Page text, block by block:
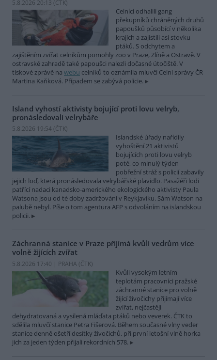
5.8.2026 20:13 (ČTK)
Celníci odhalili gang
překupníků chráněných druhů
papoušků působící v několika
krajích a zajistili asi stovku
ptáků. S odchytem a
zajištěním zvířat celníkům pomohly zoo v Praze, Zlíně a Ostravě. V
ostravské zahradě také papoušci nalezli dočasné útočiště. V
tiskové zprávě na webu celníků to oznámila mluvčí Celní správy ČR
Martina Kaňková. Případem se zabývá policie.
Island vyhostí aktivisty bojující proti lovu velryb,
pronásledovali velrybáře
5.8.2026 19:54 (ČTK)
Islandské úřady nařídily
vyhoštění 21 aktivistů
bojujících proti lovu velryb
poté, co minulý týden
pobřežní stráž s policií zabavily
jejich loď, která pronásledovala velrybářské plavidlo. Pasažéři lodi
patřící nadaci kanadsko-amerického ekologického aktivisty Paula
Watsona jsou od té doby zadržováni v Reykjavíku. Sám Watson na
palubě nebyl. Píše o tom agentura AFP s odvoláním na islandskou
policii.
Záchranná stanice v Praze přijímá kvůli vedrům více
volně žijících zvířat
5.8.2026 17:40 | PRAHA (ČTK)
Kvůli vysokým letním
teplotám pracovníci pražské
záchranné stanice pro volně
žijící živočichy přijímají více
zvířat, nejčastěji
dehydratovaná a vysílená mláďata ptáků nebo veverek. ČTK to
sdělila mluvčí stanice Petra Fišerová. Během současné vlny veder
stanice denně ošetří desítky živočichů, při první letošní vlně horka
jich za jeden týden přijali rekordních 578.